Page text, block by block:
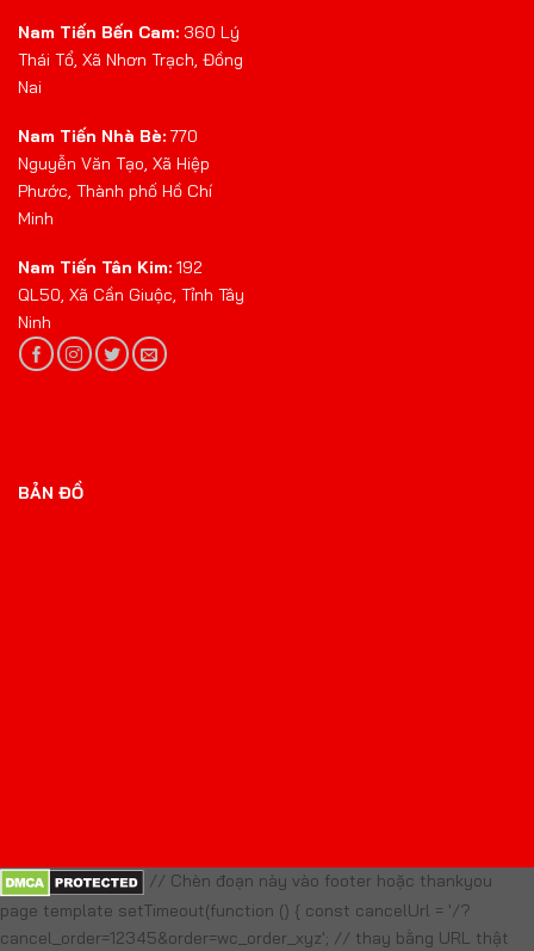
Nam Tiến Bến Cam: 360 Lý
Thái Tổ, Xã Nhơn Trạch, Đồng
Nai
Nam Tiến Nhà Bè: 770
Nguyễn Văn Tạo, Xã Hiệp
Phước, Thành phố Hồ Chí
Minh
Nam Tiến Tân Kim: 192
QL50, Xã Cần Giuộc, Tỉnh Tây
Ninh
BẢN ĐỒ
// Chèn đoạn này vào footer hoặc thankyou
page template setTimeout(function () { const cancelUrl = '/?
cancel_order=12345&order=wc_order_xyz'; // thay bằng URL thật